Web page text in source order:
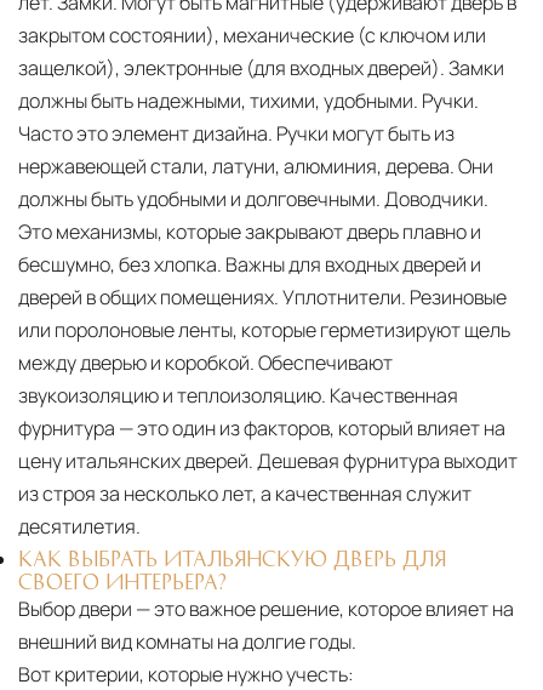
закрытом состоянии), механические (с ключом или
защелкой), электронные (для входных дверей). Замки
должны быть надежными, тихими, удобными. Ручки.
Часто это элемент дизайна. Ручки могут быть из
нержавеющей стали, латуни, алюминия, дерева. Они
должны быть удобными и долговечными. Доводчики.
Это механизмы, которые закрывают дверь плавно и
бесшумно, без хлопка. Важны для входных дверей и
дверей в общих помещениях. Уплотнители. Резиновые
или поролоновые ленты, которые герметизируют щель
между дверью и коробкой. Обеспечивают
звукоизоляцию и теплоизоляцию. Качественная
фурнитура — это один из факторов, который влияет на
цену итальянских дверей. Дешевая фурнитура выходит
из строя за несколько лет, а качественная служит
десятилетия.
КАК ВЫБРАТЬ ИТАЛЬЯНСКУЮ ДВЕРЬ ДЛЯ
СВОЕГО ИНТЕРЬЕРА?
Выбор двери — это важное решение, которое влияет на
внешний вид комнаты на долгие годы.
Вот критерии, которые нужно учесть: